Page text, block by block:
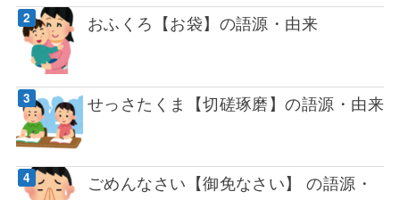
おふくろ【お袋】の語源・由来
せっさたくま【切磋琢磨】の語源・由来
ごめんなさい【御免なさい】 の語源・